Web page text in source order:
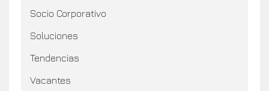
Socio Corporativo
Soluciones
Tendencias
Vacantes